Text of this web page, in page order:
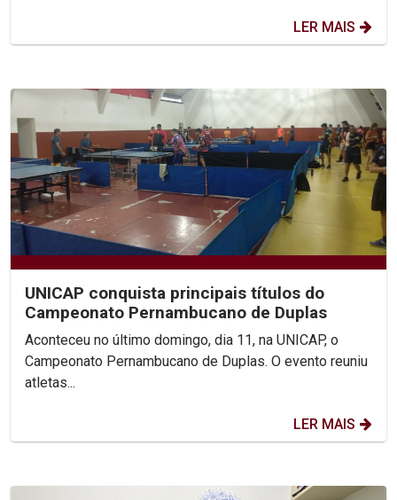
LER MAIS
UNICAP conquista principais títulos do
Campeonato Pernambucano de Duplas
Aconteceu no último domingo, dia 11, na UNICAP, o
Campeonato Pernambucano de Duplas. O evento reuniu
atletas...
LER MAIS